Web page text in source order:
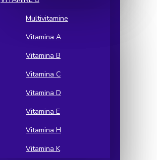
Multivitamine
Vitamina A
Vitamina B
Vitamina C
Vitamina D
Vitamina E
Vitamina H
Vitamina K